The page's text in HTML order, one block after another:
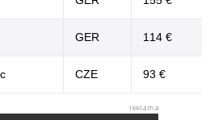
GER 114 €
CZE 93 €